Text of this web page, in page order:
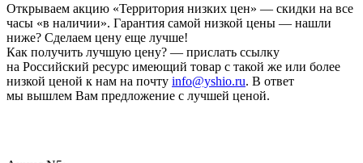
Открываем акцию «Территория низких цен» — скидки на все
часы «в наличии». Гарантия самой низкой цены — нашли
ниже? Сделаем цену еще лучше!
Как получить лучшую цену? — прислать ссылку
на Российский ресурс имеющий товар с такой же или более
низкой ценой к нам на почту info@yshio.ru. В ответ
мы вышлем Вам предложение с лучшей ценой.